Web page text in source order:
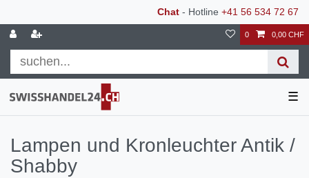
Chat - Hotline +41 56 534 72 67
0 0,00 CHF
☰
Lampen und Kronleuchter Antik /
Shabby